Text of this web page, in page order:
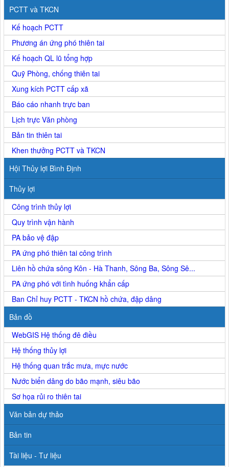
PCTT và TKCN
Kế hoạch PCTT
Phương án ứng phó thiên tai
Kế hoạch QL lũ tổng hợp
Quỹ Phòng, chống thiên tai
Xung kích PCTT cấp xã
Báo cáo nhanh trực ban
Lịch trực Văn phòng
Bản tin thiên tai
Khen thưởng PCTT và TKCN
Hội Thủy lợi Bình Định
Thủy lợi
Công trình thủy lợi
Quy trình vận hành
PA bảo vệ đập
PA ứng phó thiên tai công trình
Liên hồ chứa sông Kôn - Hà Thanh, Sông Ba, Sông Sê...
PA ứng phó với tình huống khẩn cấp
Ban Chỉ huy PCTT - TKCN hồ chứa, đập dâng
Bản đồ
WebGIS Hệ thống đê điều
Hệ thống thủy lợi
Hệ thống quan trắc mưa, mực nước
Nước biển dâng do bão mạnh, siêu bão
Sơ họa rủi ro thiên tai
Văn bản dự thảo
Bản tin
Tài liệu - Tư liệu